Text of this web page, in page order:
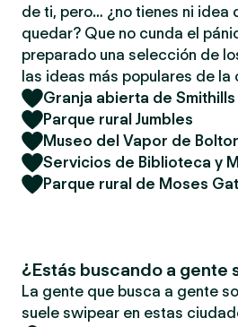
de ti, pero… ¿no tienes ni idea
quedar? Que no cunda el
preparado una selección de
las ideas más populares de la
Granja abierta de Smithills
Parque rural Jumbles
Museo del Vapor de
Servicios de Biblioteca y
Parque rural de Moses
¿Estás buscando a gente
La gente que busca a gente
suele swipear en estas